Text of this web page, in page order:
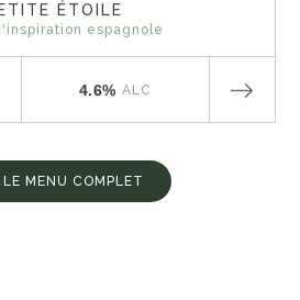
ÉTOILE
espagnole
4.6% ALC
LE MENU COMPLET